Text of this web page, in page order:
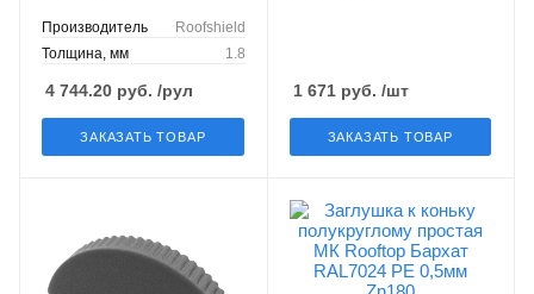
Производитель
Roofshield
Толщина, мм
1.8
4 744.20 руб. /рул
ЗАКАЗАТЬ ТОВАР
1 671руб. /шт
ЗАКАЗАТЬ ТОВАР